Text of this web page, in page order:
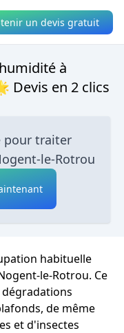
un devis gratuit
à
Devis en 2 clics
pour traiter
le-Rotrou
habituelle
le-Rotrou. Ce
de même
et d'insectes